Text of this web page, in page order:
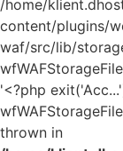
/home/
content/plugins/
waf/src/lib/
'<?php
thrown in